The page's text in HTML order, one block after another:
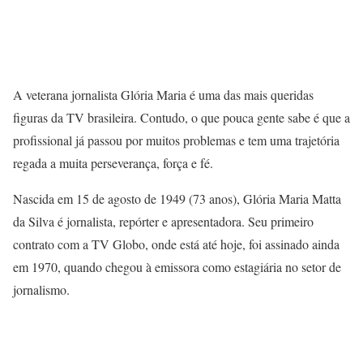
A veterana jornalista Glória Maria é uma das mais queridas
figuras da TV brasileira. Contudo, o que pouca gente sabe é que a
profissional já passou por muitos problemas e tem uma trajetória
regada a muita perseverança, força e fé.
Nascida em 15 de agosto de 1949 (73 anos), Glória Maria Matta
da Silva é jornalista, repórter e apresentadora. Seu primeiro
contrato com a TV Globo, onde está até hoje, foi assinado ainda
em 1970, quando chegou à emissora como estagiária no setor de
jornalismo.